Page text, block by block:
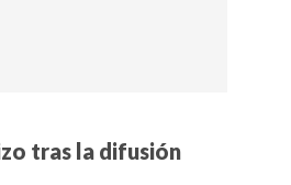
tras la difusión